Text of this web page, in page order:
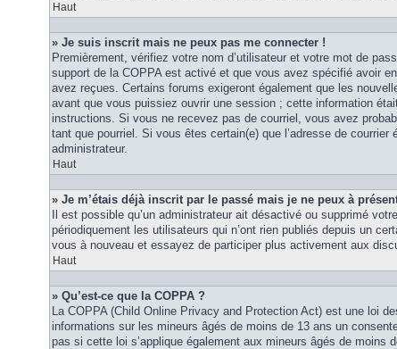
Haut
» Je suis inscrit mais ne peux pas me connecter !
Premièrement, vérifiez votre nom d’utilisateur et votre mot de
support de la COPPA est activé et que vous avez spécifié avoir
avez reçues. Certains forums exigeront également que les
avant que vous puissiez ouvrir une session ; cette information
instructions. Si vous ne recevez pas de courriel, vous avez
tant que pourriel. Si vous êtes certain(e) que l’adresse de
administrateur.
Haut
» Je m’étais déjà inscrit par le passé mais je ne peux à
Il est possible qu’un administrateur ait désactivé ou supprimé
périodiquement les utilisateurs qui n’ont rien publiés depuis un
vous à nouveau et essayez de participer plus activement aux
Haut
» Qu’est-ce que la COPPA ?
La COPPA (Child Online Privacy and Protection Act) est une loi
informations sur les mineurs âgés de moins de 13 ans un
pas si cette loi s’applique également aux mineurs âgés de